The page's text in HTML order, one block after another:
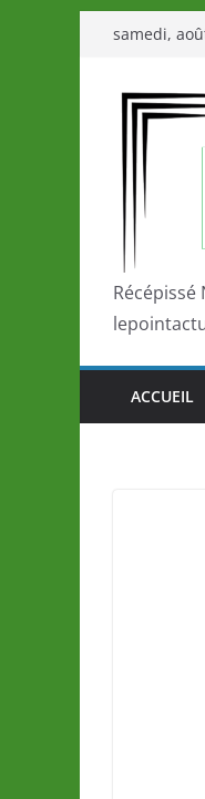
Passer
contenu
samedi,
Récépissé
ACCUEIL